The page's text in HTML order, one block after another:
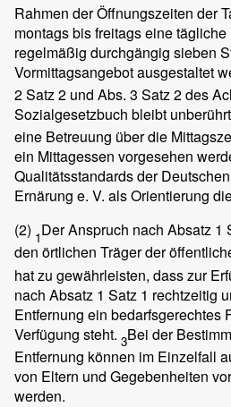
Rahmen der Öffnungszeiten der
montags bis freitags eine
regelmäßig durchgängig sieben
Vormittagsangebot ausgestaltet
2 Satz 2 und Abs. 3 Satz 2 des
Sozialgesetzbuch bleibt
eine Betreuung über die
ein Mittagessen vorgesehen
Qualitätsstandards der
Ernärung e. V. als Orientierung
(2) 1Der Anspruch nach Absatz 1
den örtlichen Träger der
hat zu gewährleisten, dass zur
nach Absatz 1 Satz 1 rechtzeitig
Entfernung ein bedarfsgerechtes
Verfügung steht. 3Bei der
Entfernung können im Einzelfall
von Eltern und Gegebenheiten
werden.